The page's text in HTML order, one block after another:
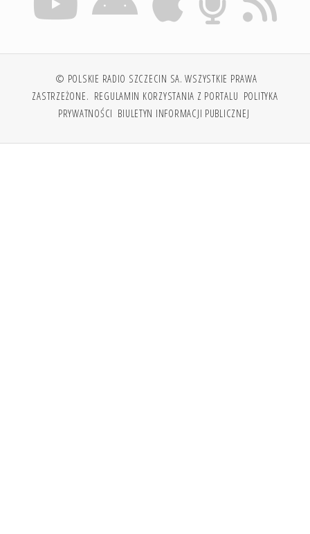
© POLSKIE RADIO SZCZECIN SA. WSZYSTKIE PRAWA
ZASTRZEŻONE. REGULAMIN KORZYSTANIA Z PORTALU POLITYKA
PRYWATNOŚCI BIULETYN INFORMACJI PUBLICZNEJ